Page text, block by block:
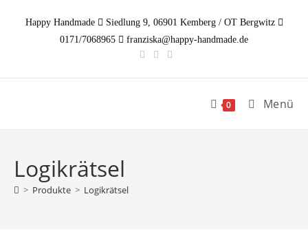
InhaltHappy Handmade
Siedlung 9, 06901 Kemberg / OT Bergwitz
0171/7068965
franziska@happy-handmade.de
0 Menü
Logikrätsel
> Produkte > Logikrätsel